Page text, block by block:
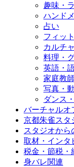
趣味・
ハンド
占い
フィッ
カルチ
料理・
英語・
家庭教
写真・
ダンス
バーチャルオ
京都朱雀スタ
スタジオから
取材・インタ
税金・節税・
身バレ関連